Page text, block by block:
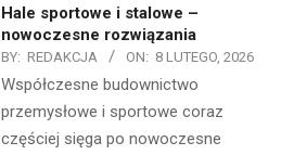
Hale sportowe i stalowe –
nowoczesne rozwiązania
BY: REDAKCJA ON: 8 LUTEGO, 2026
Współczesne budownictwo
przemysłowe i sportowe coraz
częściej sięga po nowoczesne